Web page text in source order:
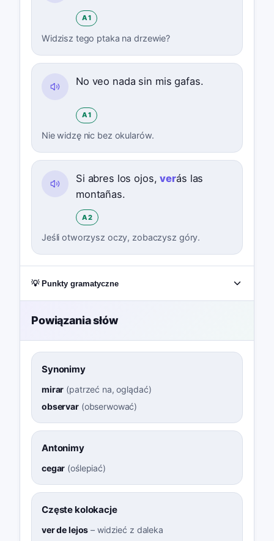
A1
Widzisz tego ptaka na drzewie?
No veo nada sin mis gafas.
A1
Nie widzę nic bez okularów.
Si abres los ojos,verás las
montañas.
A2
Jeśli otworzysz oczy, zobaczysz góry.
💡 Punkty gramatyczne
Powiązania słów
Synonimy
mirar (patrzeć na, oglądać)
observar(obserwować)
Antonimy
cegar (oślepiać)
Częste kolokacje
ver de lejos – widzieć z daleka